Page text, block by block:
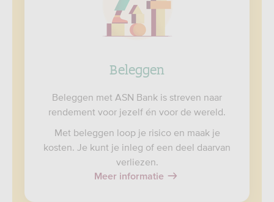
Beleggen
Beleggen met ASN Bank is streven naar
rendement voor jezelf én voor de wereld.
Met beleggen loop je risico en maak je
kosten. Je kunt je inleg of een deel daarvan
verliezen.
Meer informatie